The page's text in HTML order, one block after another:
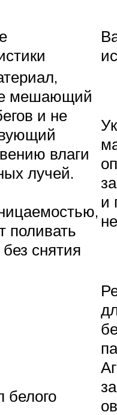
мешающий
и не
влаги
лучей.
поливать
снятия
и
белого